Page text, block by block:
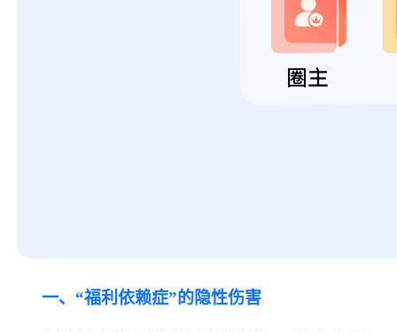
一、 “福利依赖症”的隐性伤害